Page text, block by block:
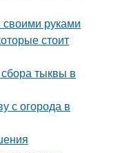
своими руками
стоит
тыквы в
с огорода в